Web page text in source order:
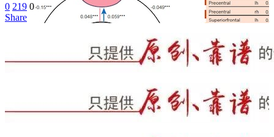
0 219 0
Share